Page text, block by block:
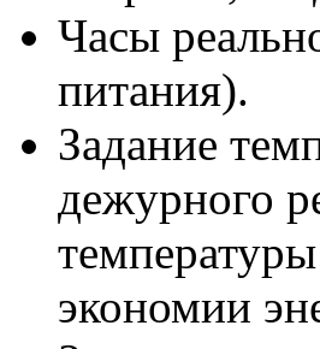
Часы
питания).
Задание
дежурного
экономии